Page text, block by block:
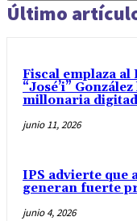
Último
Fiscal emplaza al
“José’i”
millonaria
junio 11, 2026
IPS advierte que
generan fuerte
junio 4, 2026